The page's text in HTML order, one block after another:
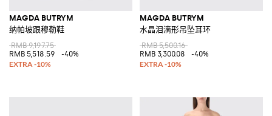
MAGDA BUTRYM
纳帕坡跟穆勒鞋
RMB 9,197.75
RMB 5,518.59
-40%
MAGDA BUTRYM
水晶泪滴形吊坠耳环
RMB 5,500.16
RMB 3,300.08
-40%